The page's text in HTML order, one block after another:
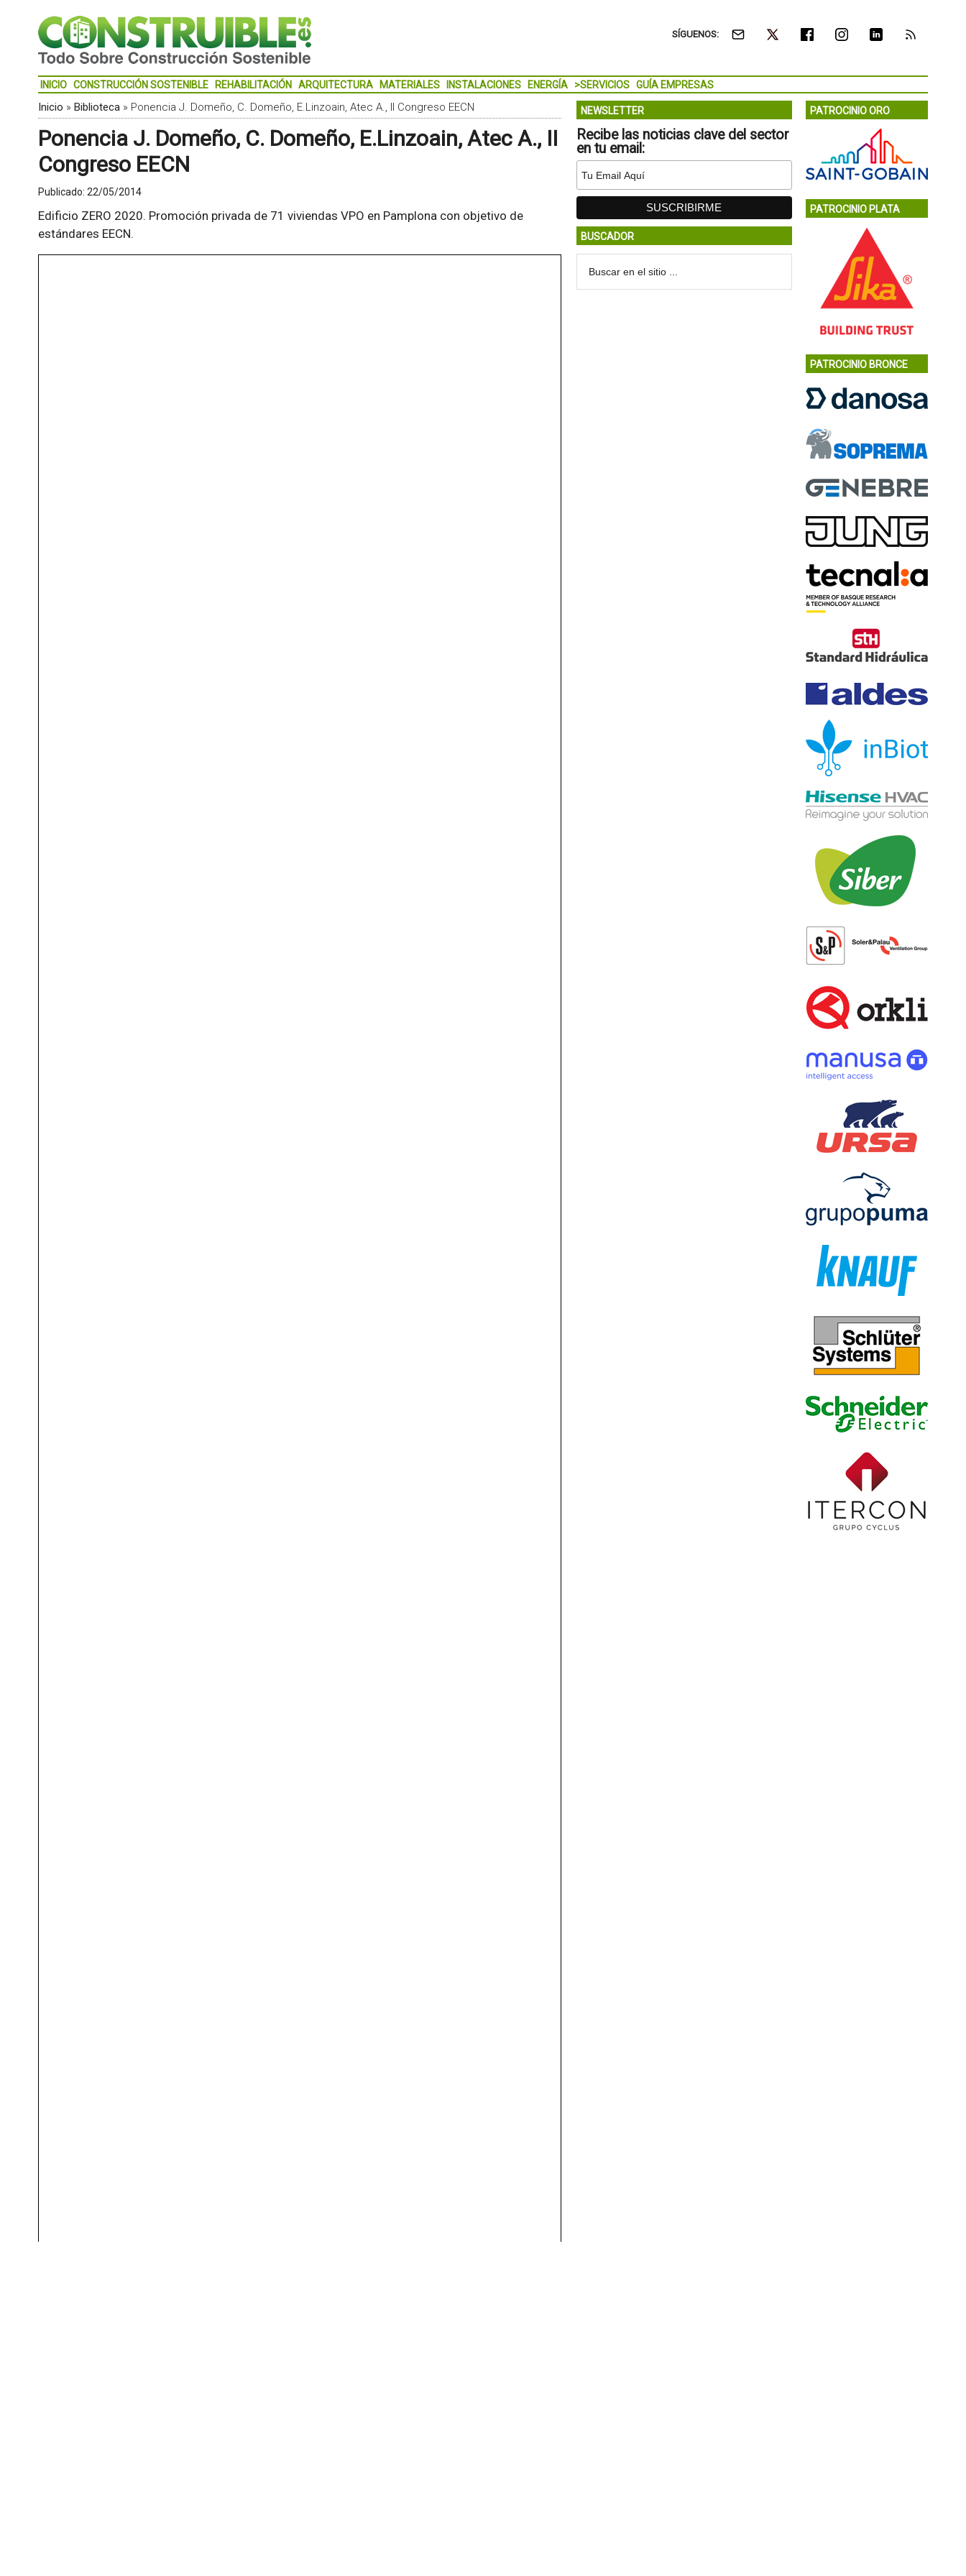
SÍGUENOS:
INICIO CONSTRUCCIÓN SOSTENIBLE REHABILITACIÓN ARQUITECTURA MATERIALES INSTALACIONES ENERGÍA >SERVICIOS GUÍA EMPRESAS
Inicio » Biblioteca» Ponencia J. Domeño, C. Domeño, E.Linzoain, Atec A., II Congreso EECN
Ponencia J. Domeño, C. Domeño, E.Linzoain, Atec A., II
Congreso EECN
Publicado: 22/05/2014
Edificio ZERO 2020. Promoción privada de 71 viviendas VPO en Pamplona con objetivo de
estándares EECN.
NEWSLETTER
Recibe las noticias clave del sector
en tu email:
BUSCADOR
PATROCINIO ORO
PATROCINIO PLATA
PATROCINIO BRONCE